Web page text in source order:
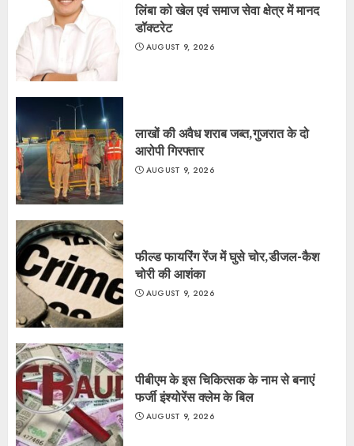
लिंबा को खेल एवं समाज सेवा क्षेत्र में मानद
डॉक्टरेट
AUGUST 9, 2026
लाखों की अवैध शराब जब्त,गुजरात के दो
आरोपी गिरफ्तार
AUGUST 9, 2026
फील्ड फायरिंग रेंज में घुसे चोर,डीजल-कैश
चोरी की आशंका
AUGUST 9, 2026
पीबीएम के इस चिकित्सक के नाम से बनाएं
फर्जी इंश्योरेंस क्लेम के बिल
AUGUST 9, 2026